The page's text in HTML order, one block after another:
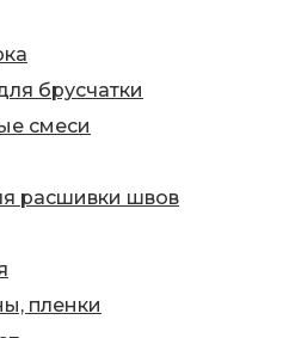
брусчатки
смеси
расшивки швов
пленки